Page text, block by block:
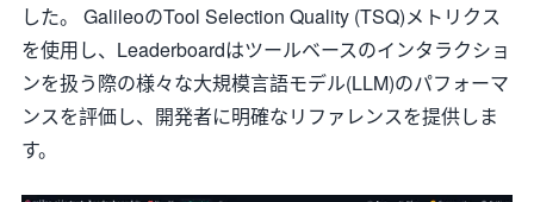
した。 GalileoのTool Selection Quality (TSQ)メトリクス
を使用し、Leaderboardはツールベースのインタラクショ
ンを扱う際の様々な大規模言語モデル(LLM)のパフォーマ
ンスを評価し、開発者に明確なリファレンスを提供しま
す。